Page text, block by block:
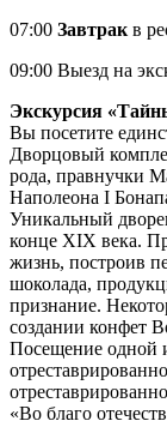
07:00 Завтрак в
09:00 Выезд на
Экскурсия
Вы посетите
Дворцовый
рода, правнучки
Наполеона I
Уникальный
конце XIX века.
жизнь, построив
шоколада,
признание.
создании конфет
Посещение одной
«Во благо